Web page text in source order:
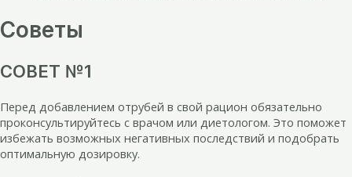
Советы
СОВЕТ №1
Перед добавлением отрубей в свой рацион обязательно
проконсультируйтесь с врачом или диетологом. Это поможет
избежать возможных негативных последствий и подобрать
оптимальную дозировку.